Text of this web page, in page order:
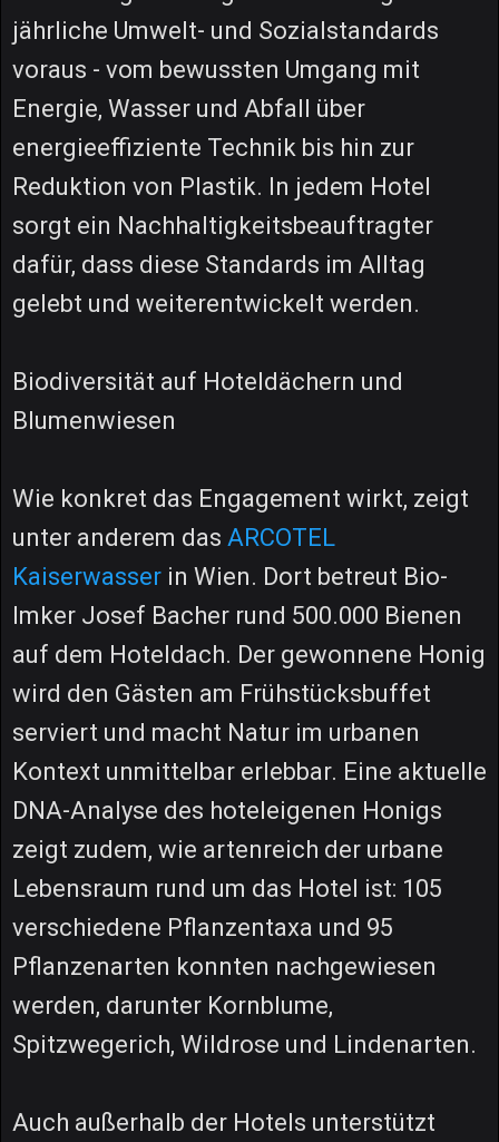
jährliche Umwelt- und Sozialstandards
voraus - vom bewussten Umgang mit
Energie, Wasser und Abfall über
energieeffiziente Technik bis hin zur
Reduktion von Plastik. In jedem Hotel
sorgt ein Nachhaltigkeitsbeauftragter
dafür, dass diese Standards im Alltag
gelebt und weiterentwickelt werden.
Biodiversität auf Hoteldächern und
Blumenwiesen
Wie konkret das Engagement wirkt, zeigt
unter anderem das ARCOTEL
Kaiserwasser in Wien. Dort betreut Bio-
Imker Josef Bacher rund 500.000 Bienen
auf dem Hoteldach. Der gewonnene Honig
wird den Gästen am Frühstücksbuffet
serviert und macht Natur im urbanen
Kontext unmittelbar erlebbar. Eine aktuelle
DNA-Analyse des hoteleigenen Honigs
zeigt zudem, wie artenreich der urbane
Lebensraum rund um das Hotel ist: 105
verschiedene Pflanzentaxa und 95
Pflanzenarten konnten nachgewiesen
werden, darunter Kornblume,
Spitzwegerich, Wildrose und Lindenarten.
Auch außerhalb der Hotels unterstützt